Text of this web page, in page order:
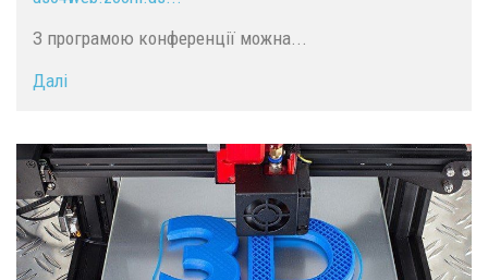
З програмою конференції можна...
Далі